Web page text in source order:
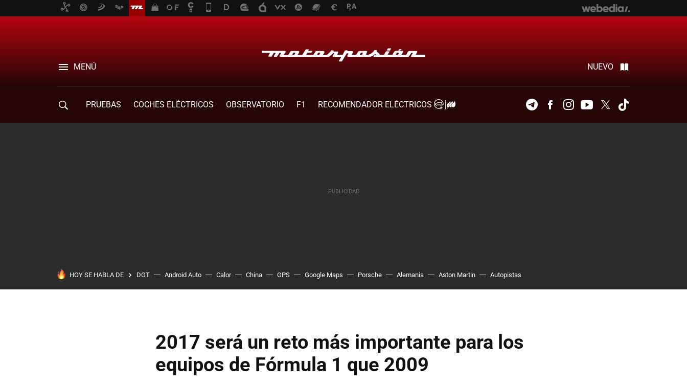
MENÚ NUEVO
PRUEBAS COCHES ELÉCTRICOS OBSERVATORIO F1
RECOMENDADOR ELÉCTRICOS
TelegramFacebookInstagramYoutubeTwitter
HOY SE HABLA DE DGT Android Auto Calor China GPS Google Maps Porsche Alemania Aston Martin Autopistas
2017 será un reto más importante para los
equipos de Fórmula 1 que 2009